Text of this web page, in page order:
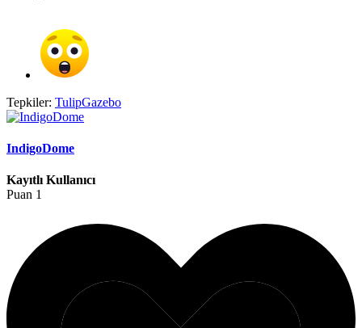
Tepkiler: TulipGazebo
IndigoDome
Kayıtlı Kullanıcı
Puan 1